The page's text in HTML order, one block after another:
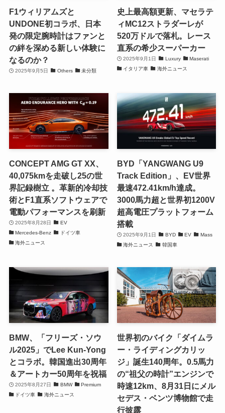
F1ウィリアムズと
UNDONE初コラボ、日本
発の限定腕時計はファンと
の絆を深める新しい体験に
なるのか？
2025年9月5日 Others 未分類
史上最高額更新、マセラテ
ィMC12ストラダーレが
520万ドルで落札。レース
直系の希少スーパーカー
2025年9月1日 Luxury
Maserati
イタリア車
海外ニュース
CONCEPT AMG GT XX、
40,075kmを走破し25の世
界記録樹立 。革新的冷却技
術とF1直系ソフトウェアで
電動パフォーマンスを刷新
2025年8月28日
EV
Mercedes-Benz
ドイツ車
海外ニュース
BYD「YANGWANG U9
Track Edition」、EV世界
最速472.41km/h達成。
3000馬力超と世界初1200V
超高電圧プラットフォーム
搭載
2025年9月1日 BYD EV
Mass
海外ニュース
韓国車
BMW、「フリーズ・ソウ
ル2025」でLee Kun-Yong
とコラボ。韓国進出30周年
＆アートカー50周年を祝福
2025年8月27日 BMW
Premium
ドイツ車
海外ニュース
世界初のバイク「ダイムラ
ー・ライディングカリッ
ジ」誕生140周年。0.5馬力
の“祖父の時計”エンジンで
時速12km、8月31日にメル
セデス・ベンツ博物館で走
行披露